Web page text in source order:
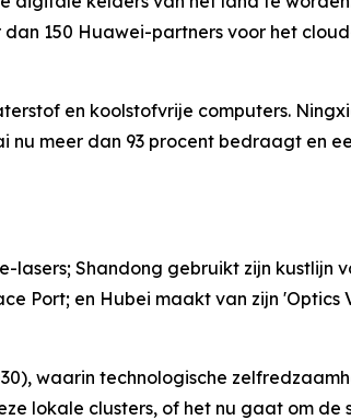
150 Huawei-partners voor het
en koolstofvrije computers.
meer dan 93 procent bedraagt en
Shandong gebruikt zijn kustlijn
Port; en Hubei maakt van zijn 'Optics
waarin technologische
lokale clusters, of het nu gaat om de